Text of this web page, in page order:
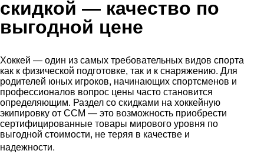
скидкой — качество по
выгодной цене
Хоккей — один из самых требовательных видов спорта
как к физической подготовке, так и к снаряжению. Для
родителей юных игроков, начинающих спортсменов и
профессионалов вопрос цены часто становится
определяющим. Раздел со скидками на хоккейную
экипировку от CCM — это возможность приобрести
сертифицированные товары мирового уровня по
выгодной стоимости, не теряя в качестве и
надежности.